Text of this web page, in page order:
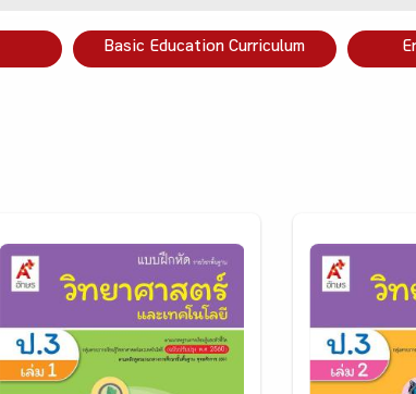
Basic Education Curriculum